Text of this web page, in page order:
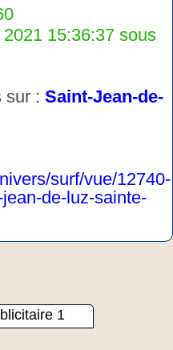
15:36:37 sous
sur : Saint-Jean-de-
surf/vue/12740-
de-luz-sainte-
1